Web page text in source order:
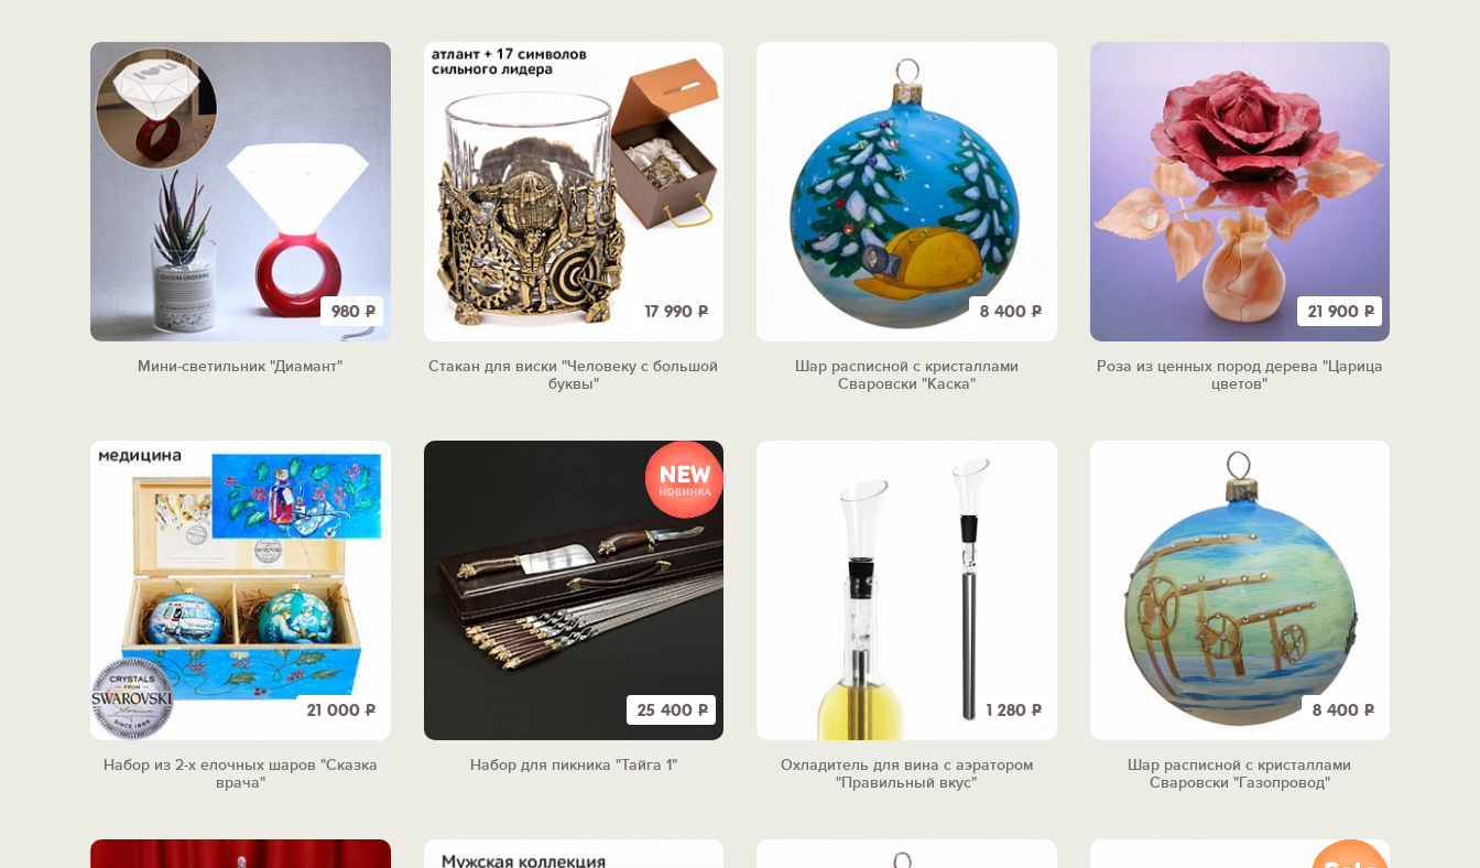
980Р
Мини-светильник "Диамант"
17 990 Р
Стакан для виски "Человеку с большой
буквы"
8 400Р
Шар расписной с кристаллами
Сваровски "Каска"
21 900 Р
Роза из ценных пород дерева "Царица
цветов"
21 000Р
Набор из 2-х елочных шаров "Сказка
врача"
25 400 Р
Набор для пикника "Тайга 1"
1 280Р
Охладитель для вина с аэратором
"Правильный вкус"
8 400 Р
Шар расписной с кристаллами
Сваровски "Газопровод"